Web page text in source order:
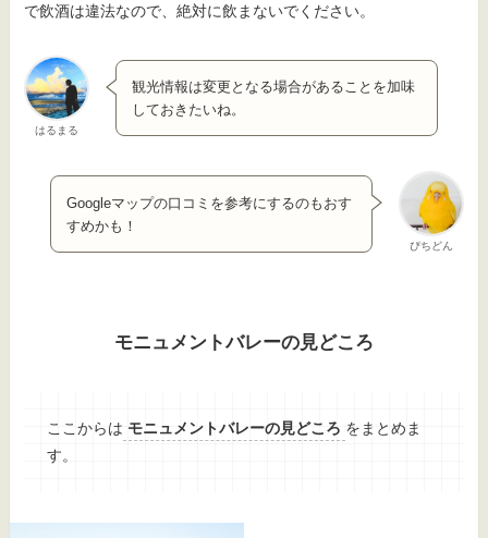
で飲酒は違法なので、絶対に飲まないでください。
はるまる
観光情報は変更となる場合があることを加味
しておきたいね。
ぴちどん
Googleマップの口コミを参考にするのもおす
すめかも！
モニュメントバレーの見どころ
ここからは モニュメントバレーの見どころ をまとめま
す。